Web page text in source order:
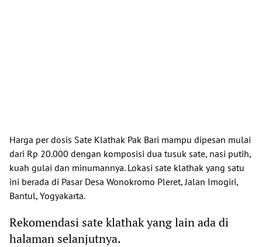
Harga per dosis Sate Klathak Pak Bari mampu dipesan mulai
dari Rp 20.000 dengan komposisi dua tusuk sate, nasi putih,
kuah gulai dan minumannya. Lokasi sate klathak yang satu
ini berada di Pasar Desa Wonokromo Pleret, Jalan Imogiri,
Bantul, Yogyakarta.
Rekomendasi sate klathak yang lain ada di
halaman selanjutnya.